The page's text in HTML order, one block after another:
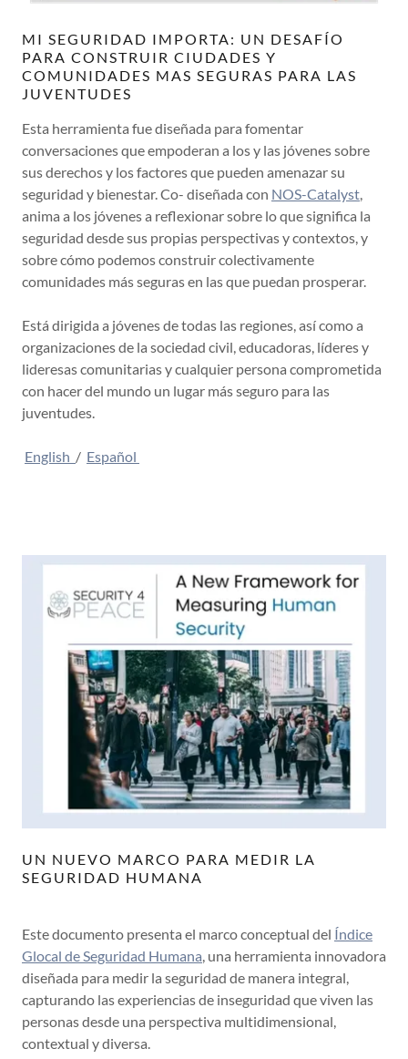
MI SEGURIDAD IMPORTA: UN DESAFÍO
PARA CONSTRUIR CIUDADES Y
COMUNIDADES MAS SEGURAS PARA LAS
JUVENTUDES
Esta herramienta fue diseñada para fomentar
conversaciones que empoderan a los y las jóvenes sobre
sus derechos y los factores que pueden amenazar su
seguridad y bienestar. Co- diseñada con NOS-Catalyst
anima a los jóvenes a reflexionar sobre lo que significa la
seguridad desde sus propias perspectivas y contextos, y
sobre cómo podemos construir colectivamente
comunidades más seguras en las que puedan prosperar.
Está dirigida a jóvenes de todas las regiones, así como a
organizaciones de la sociedad civil, educadoras, líderes y
lideresas comunitarias y cualquier persona comprometida
con hacer del mundo un lugar más seguro para las
juventudes.
English / Español
UN NUEVO MARCO PARA MEDIR LA
SEGURIDAD HUMANA
Este documento presenta el marco conceptual del Índice
Glocal de Seguridad Humana, una herramienta innovadora
diseñada para medir la seguridad de manera integral,
capturando las experiencias de inseguridad que viven las
personas desde una perspectiva multidimensional,
contextual y diversa.